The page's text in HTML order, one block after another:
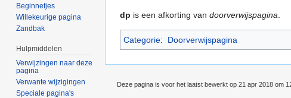
dp is een afkorting van doorverwijspagina.
Categorie: Doorverwijspagina
Beginnetjes
Willekeurige pagina
Zandbak
Hulpmiddelen
Verwijzingen naar deze
pagina
Verwante wijzigingen
Speciale pagina's
Deze pagina is voor het laatst bewerkt op 21 apr 2018 om